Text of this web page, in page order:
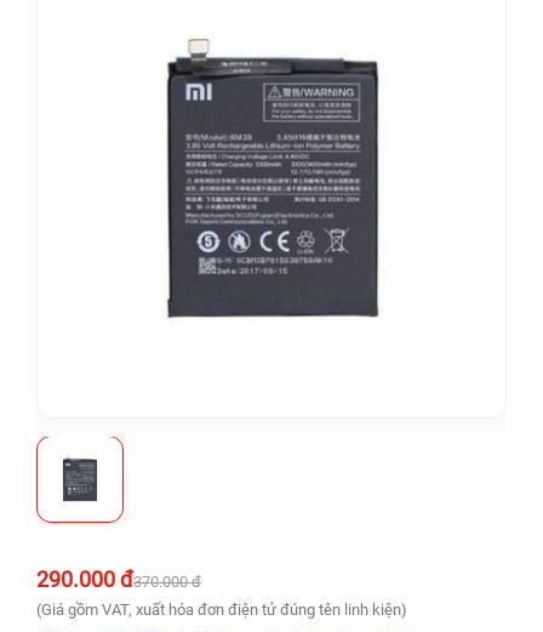
290.000 đ370.000 đ
(Giá gồm VAT, xuất hóa đơn điện tử đúng tên linh kiện)